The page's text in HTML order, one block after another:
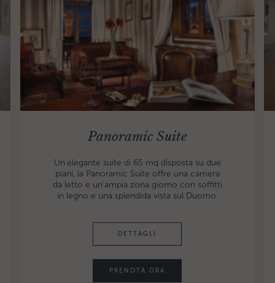
Panoramic Suite
Un'elegante suite di 65 mq disposta su due
piani, la Panoramic Suite offre una camera
da letto e un'ampia zona giorno con soffitti
in legno e una splendida vista sul Duomo.
DETTAGLI
PRENOTA ORA